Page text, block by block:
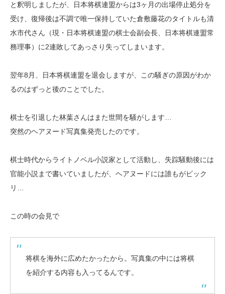
と釈明しましたが、日本将棋連盟からは3ヶ月の出場停止処分を
受け、復帰後は不調で唯一保持していた倉敷藤花のタイトルも清
水市代さん（現・日本将棋連盟の棋士会副会長、日本将棋連盟常
務理事）に2連敗してあっさり失ってしまいます。
翌年8月、日本将棋連盟を退会しますが、この騒ぎの原因がわか
るのはずっと後のことでした。
棋士を引退した林葉さんはまた世間を騒がします…
突然のヘアヌード写真集発売したのです。
棋士時代からライトノベル小説家として活動し、失踪騒動後には
官能小説まで書いていましたが、ヘアヌードには誰もがビック
リ…
この時の会見で
将棋を海外に広めたかったから。写真集の中には将棋
を紹介する内容も入ってるんです。